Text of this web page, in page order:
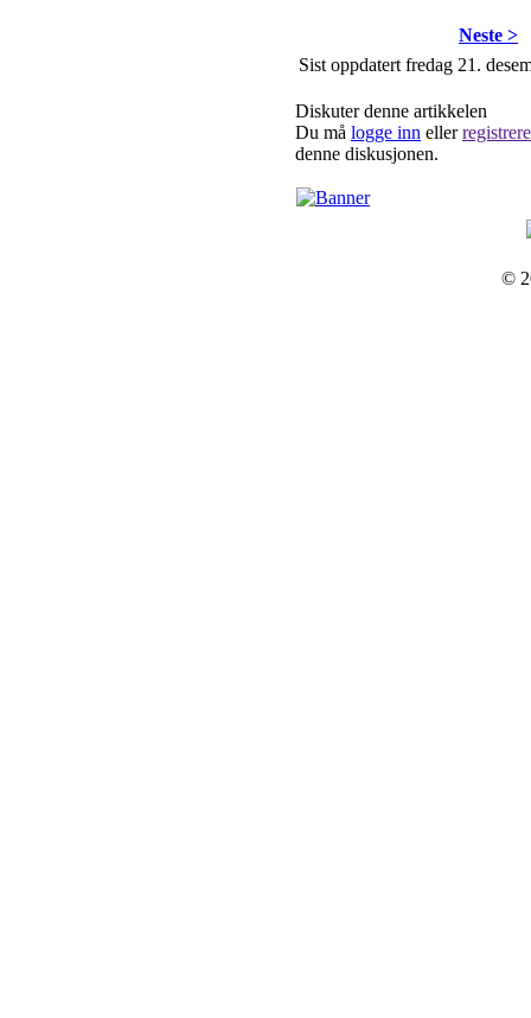
Neste >
Sist oppdatert fredag 21.
Diskuter denne artikkelen
Du må logge inn eller
denne diskusjonen.
©